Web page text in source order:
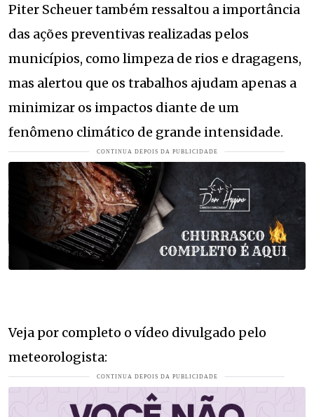
Piter Scheuer também ressaltou a importância
das ações preventivas realizadas pelos
municípios, como limpeza de rios e dragagens,
mas alertou que os trabalhos ajudam apenas a
minimizar os impactos diante de um
fenômeno climático de grande intensidade.
Veja por completo o vídeo divulgado pelo
meteorologista: